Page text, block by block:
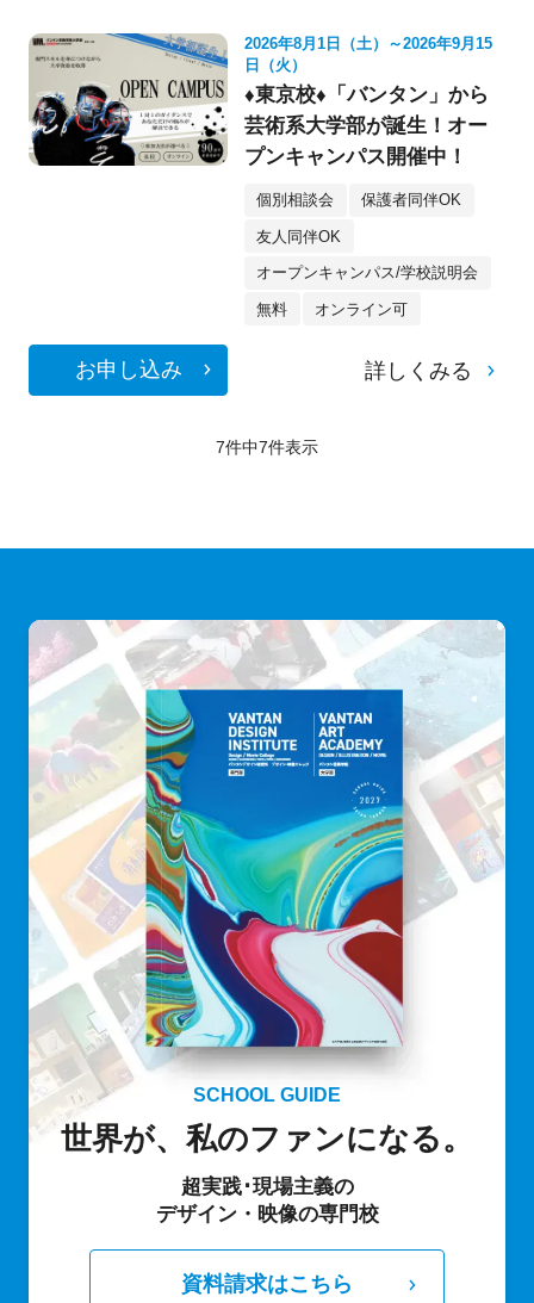
2026年8月1日（土）～2026年9月15
日（火）
♦東京校♦「バンタン」から
芸術系大学部が誕生！オー
プンキャンパス開催中！
個別相談会 保護者同伴OK
友人同伴OK
オープンキャンパス/学校説明会
無料 オンライン可
お申し込み 詳しくみる
7件中7件表示
SCHOOL GUIDE
世界が、私のファンになる。
超実践･現場主義の
デザイン・映像の専門校
資料請求はこちら